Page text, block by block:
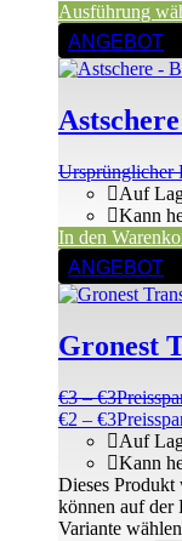
Ausführung
ANGEBOT
Ursprünglicher
Auf
Kann
In den
ANGEBOT
Gronest
€3 –€3
€2 – €3
Auf
Kann
Variante
Dieses Produkt
können auf der